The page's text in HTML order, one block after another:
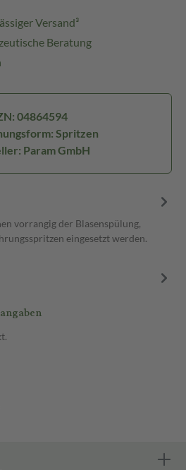
Versand³
Beratung
04864594
Spritzen
Param GmbH
vorrangig der Blasenspülung,
eingesetzt werden.